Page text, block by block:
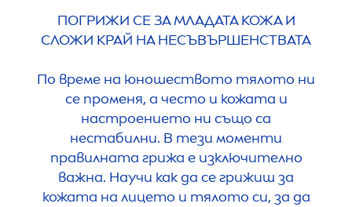
ПОГРИЖИ СЕ ЗА МЛАДАТА КОЖА И
СЛОЖИ КРАЙ НА НЕСЪВЪРШЕНСТВАТА
По време на юношеството тялото ни
се променя, а често и кожата и
настроението ни също са
нестабилни. В тези моменти
правилната грижа е изключително
важна. Научи как да се грижиш за
кожата на лицето и тялото си, за да